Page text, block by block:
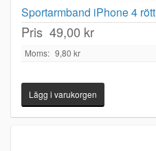
Sportarmband iPhone 4 rött
Pris 49,00 kr
Moms: 9,80 kr